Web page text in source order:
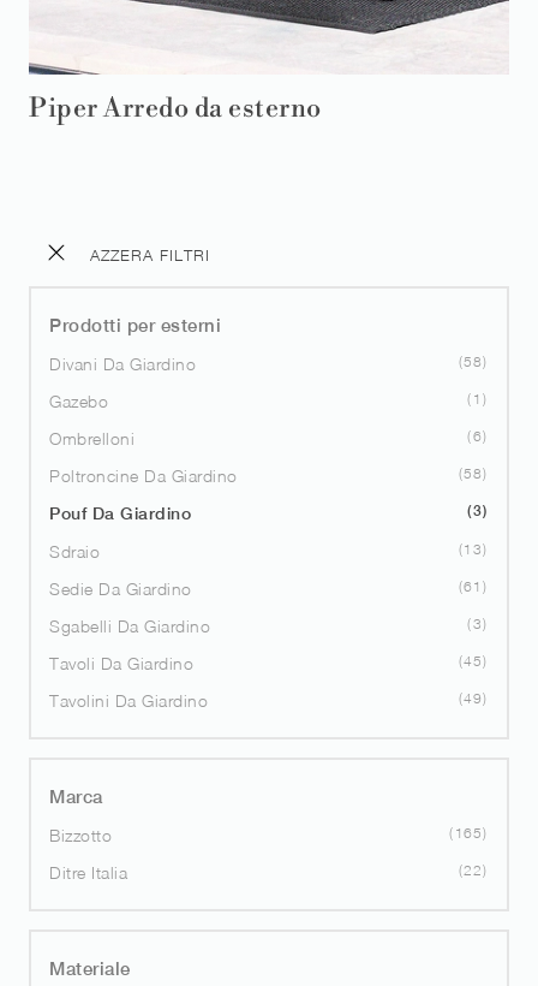
AZZERA FILTRI
Prodotti per esterni
Divani Da Giardino
58
Gazebo 1
Ombrelloni 6
Poltroncine Da Giardino 58
Pouf Da Giardino 3
Sdraio 13
Sedie Da Giardino 61
Sgabelli Da Giardino 3
Tavoli Da Giardino 45
Tavolini Da Giardino 49
Marca
Bizzotto
165
Ditre Italia 22
Materiale
Piper Arredo da esterno